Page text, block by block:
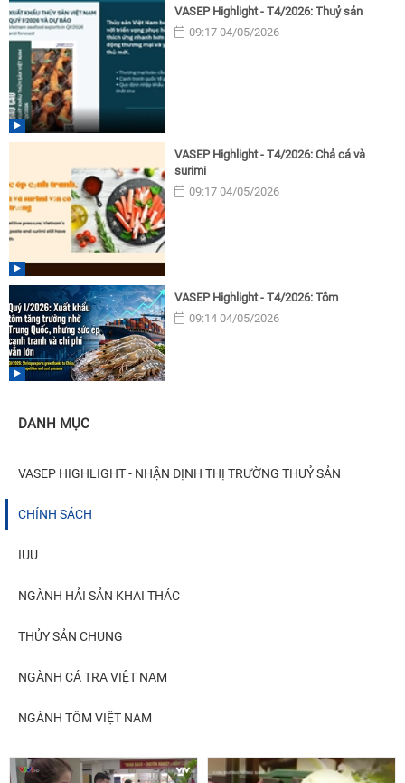
VASEP Highlight - T4/2026: Thuỷ sản
09:17 04/05/2026
VASEP Highlight - T4/2026: Chả cá và
surimi
09:17 04/05/2026
VASEP Highlight - T4/2026: Tôm
09:14 04/05/2026
DANH MỤC
VASEP HIGHLIGHT - NHẬN ĐỊNH THỊ TRƯỜNG THUỶ SẢN
CHÍNH SÁCH
IUU
NGÀNH HẢI SẢN KHAI THÁC
THỦY SẢN CHUNG
NGÀNH CÁ TRA VIỆT NAM
NGÀNH TÔM VIỆT NAM